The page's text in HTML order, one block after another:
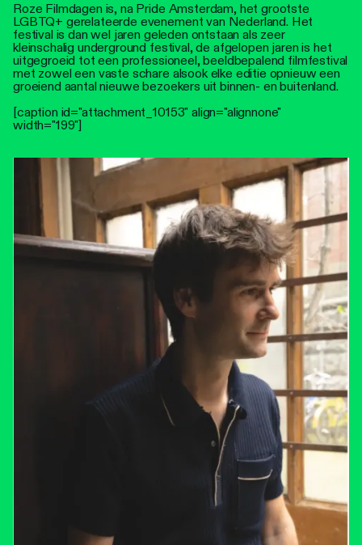
Roze Filmdagen is, na Pride Amsterdam, het grootste
LGBTQ+ gerelateerde evenement van Nederland. Het
festival is dan wel jaren geleden ontstaan als zeer
kleinschalig underground festival, de afgelopen jaren is het
uitgegroeid tot een professioneel, beeldbepalend filmfestival
met zowel een vaste schare alsook elke editie opnieuw een
groeiend aantal nieuwe bezoekers uit binnen- en buitenland.
[caption id="attachment_10153" align="alignnone"
width="199"]